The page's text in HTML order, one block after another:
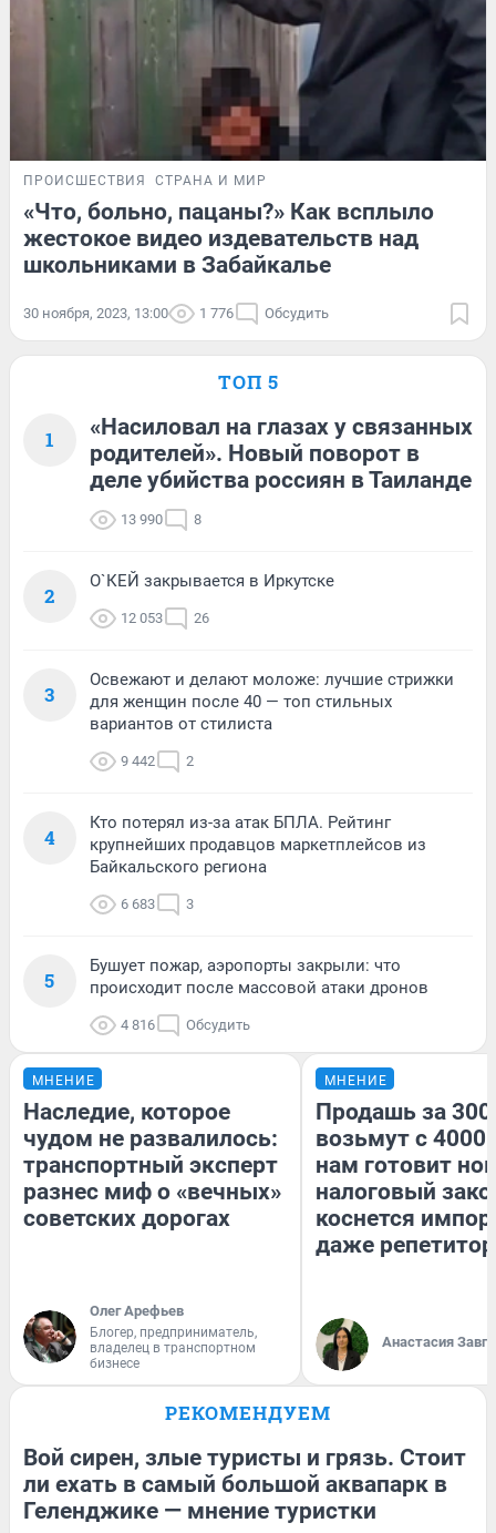
ПРОИСШЕСТВИЯ СТРАНА И МИР
«Что, больно, пацаны?» Как всплыло
жестокое видео издевательств над
школьниками в Забайкалье
30 ноября, 2023, 13:00 1 776 Обсудить
ТОП 5
1
«Насиловал на глазах у связанных
родителей». Новый поворот в
деле убийства россиян в Таиланде
13 990 8
2
О`КЕЙ закрывается в Иркутске
12 053 26
3
Освежают и делают моложе: лучшие стрижки
для женщин после 40 — топ стильных
вариантов от стилиста
9 442 2
4
Кто потерял из-за атак БПЛА. Рейтинг
крупнейших продавцов маркетплейсов из
Байкальского региона
6 683 3
5
Бушует пожар, аэропорты закрыли: что
происходит после массовой атаки дронов
4 816 Обсудить
МНЕНИЕ
Наследие, которое
чудом не развалилось:
транспортный эксперт
разнес миф о «вечных»
советских дорогах
Олег Арефьев
Блогер, предприниматель,
владелец в транспортном
бизнесе
МНЕНИЕ
Продашь за
возьмут с
нам готовит
налоговый
коснется
даже
Анастасия
РЕКОМЕНДУЕМ
Вой сирен, злые туристы и грязь. Стоит
ли ехать в самый большой аквапарк в
Геленджике — мнение туристки